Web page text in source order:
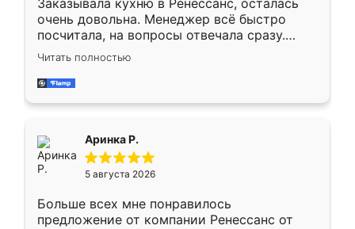
Заказывала кухню в Ренессанс, осталась
очень довольна. Менеджер всё быстро
посчитала, на вопросы отвечала сразу.
Замерщик приехал в субботу, подошёл к
делу со всей ответственностью. Собрали
за день, ребята работали аккуратно, даже
Читать полностью
Аринка Р.
5 августа 2026
Больше всех мне понравилось
предложение от компании Ренессанс от